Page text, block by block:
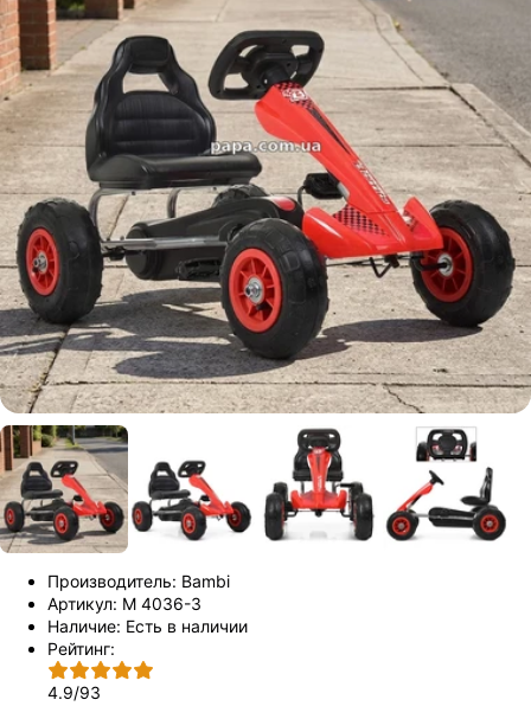
Производитель: Bambi
Артикул: M 4036-3
Наличие: Есть в наличии
Рейтинг:
4.9/93